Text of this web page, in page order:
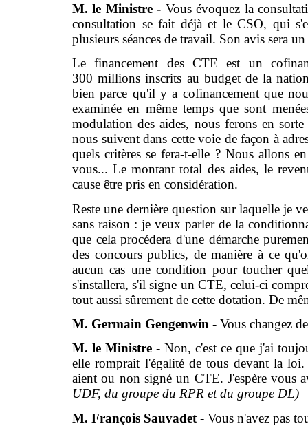
M. le Ministre - Vous évoquez la
consultation se fait déjà et le CSO, qui
plusieurs séances de travail. Son avis sera
Le financement des CTE est un
300 millions inscrits au budget de la
bien parce qu'il y a cofinancement que
examinée en même temps que sont
modulation des aides, nous ferons en
nous suivent dans cette voie de façon à
quels critères se fera-t-elle ? Nous allons
vous... Le montant total des aides, le
cause être pris en considération.
Reste une dernière question sur laquelle je
sans raison : je veux parler de la
que cela procédera d'une démarche
des concours publics, de manière à ce
aucun cas une condition pour toucher
s'installera, s'il signe un CTE, celui-ci
tout aussi sûrement de cette dotation. De
M. Germain Gengenwin - Vous changez
M. le Ministre - Non, c'est ce que j'ai
elle romprait l'égalité de tous devant la
aient ou non signé un CTE. J'espère vous
UDF, du groupe du RPR et du groupe DL)
M. François Sauvadet - Vous n'avez pas